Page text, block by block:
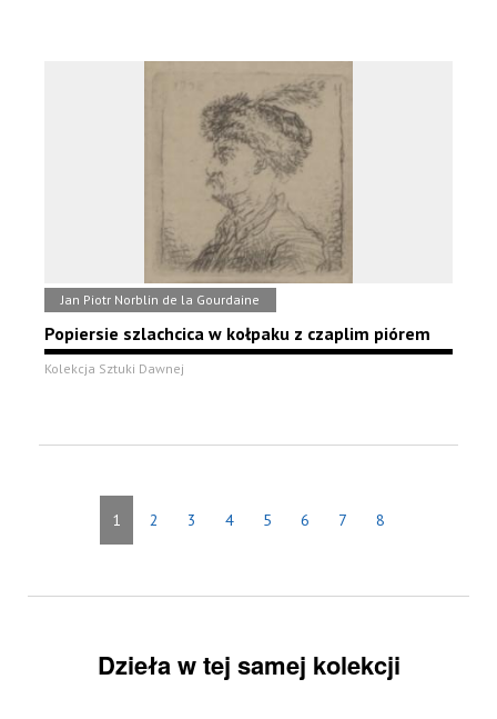
Jan Piotr Norblin de la Gourdaine
Popiersie szlachcica w kołpaku z czaplim piórem
Kolekcja Sztuki Dawnej
1 2 3 4 5 6 7 8
Dzieła w tej samej kolekcji